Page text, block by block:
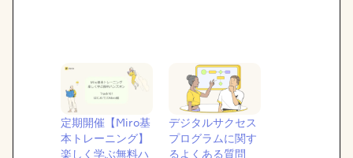
定期開催【Miro基
本トレーニング】
楽しく学ぶ無料ハ
デジタルサクセス
プログラムに関す
るよくある質問